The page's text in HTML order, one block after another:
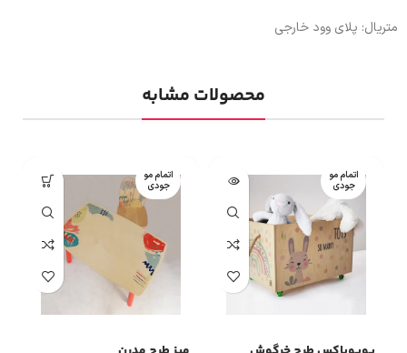
متریال: پلای وود خارجی
محصولات مشابه
اتمام مو
جودی
اتمام مو
جودی